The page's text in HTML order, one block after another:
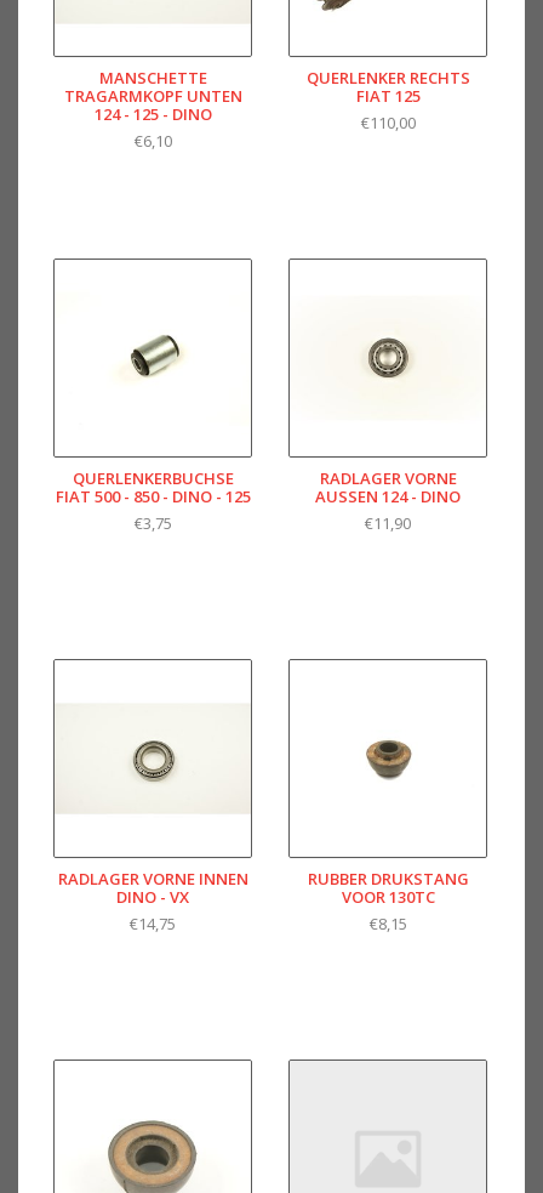
MANSCHETTE
TRAGARMKOPF UNTEN
124 - 125 - DINO
€6,10
QUERLENKER RECHTS
FIAT 125
€110,00
QUERLENKERBUCHSE
FIAT 500 - 850 - DINO - 125
€3,75
RADLAGER VORNE
AUSSEN 124 - DINO
€11,90
RADLAGER VORNE INNEN
DINO - VX
€14,75
RUBBER DRUKSTANG
VOOR 130TC
€8,15